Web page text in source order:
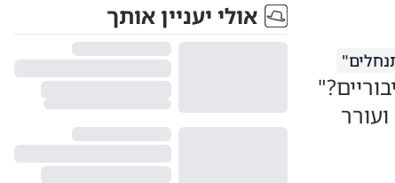
אולי יעניין אותך